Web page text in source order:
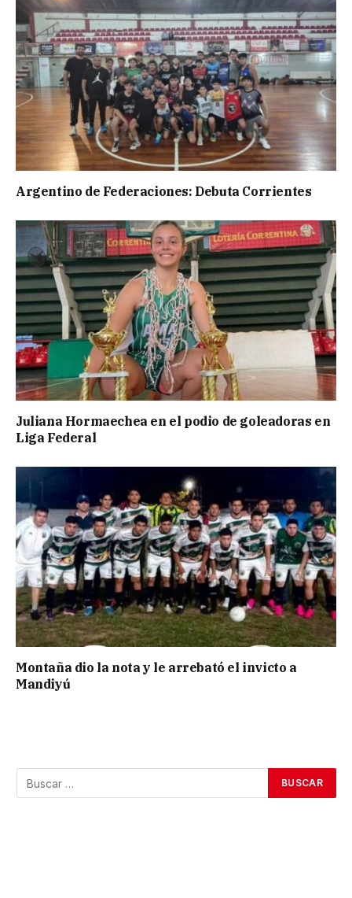
Argentino de Federaciones: Debuta Corrientes
Juliana Hormaechea en el podio de goleadoras en
Liga Federal
Montaña dio la nota y le arrebató el invicto a
Mandiyú